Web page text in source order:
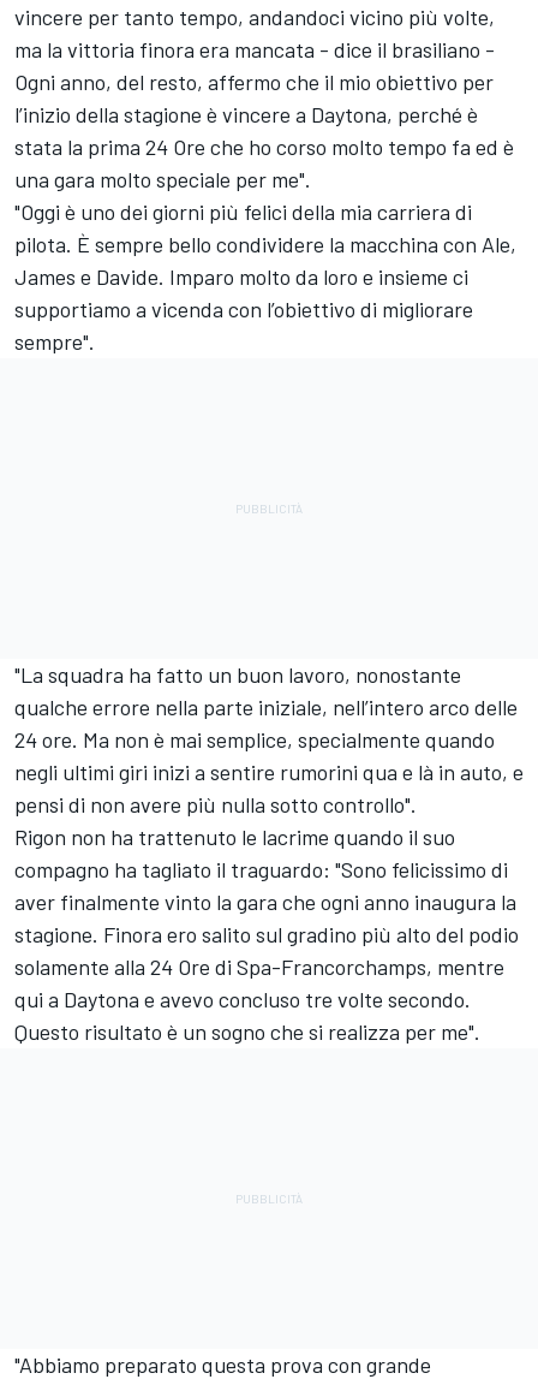
vincere per tanto tempo, andandoci vicino più volte,
ma la vittoria finora era mancata - dice il brasiliano -
Ogni anno, del resto, affermo che il mio obiettivo per
l’inizio della stagione è vincere a Daytona, perché è
stata la prima 24 Ore che ho corso molto tempo fa ed è
una gara molto speciale per me".
"Oggi è uno dei giorni più felici della mia carriera di
pilota. È sempre bello condividere la macchina con Ale,
James e Davide. Imparo molto da loro e insieme ci
supportiamo a vicenda con l’obiettivo di migliorare
sempre".
"La squadra ha fatto un buon lavoro, nonostante
qualche errore nella parte iniziale, nell’intero arco delle
24 ore. Ma non è mai semplice, specialmente quando
negli ultimi giri inizi a sentire rumorini qua e là in auto, e
pensi di non avere più nulla sotto controllo".
Rigon non ha trattenuto le lacrime quando il suo
compagno ha tagliato il traguardo: "Sono felicissimo di
aver finalmente vinto la gara che ogni anno inaugura la
stagione. Finora ero salito sul gradino più alto del podio
solamente alla 24 Ore di Spa-Francorchamps, mentre
qui a Daytona e avevo concluso tre volte secondo.
Questo risultato è un sogno che si realizza per me".
"Abbiamo preparato questa prova con grande